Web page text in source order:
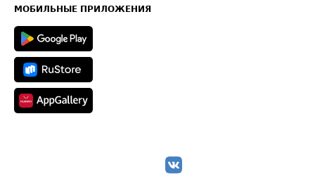
Техническая информация
МОБИЛЬНЫЕ ПРИЛОЖЕНИЯ